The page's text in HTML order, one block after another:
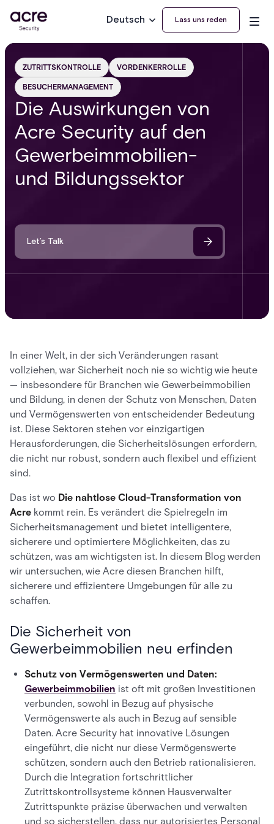
Deutsch Lass uns reden
ZUTRITTSKONTROLLE VORDENKERROLLE
BESUCHERMANAGEMENT
Die Auswirkungen von
Acre Security auf den
Gewerbeimmobilien-
und Bildungssektor
Let’s Talk
In einer Welt, in der sich Veränderungen rasant
vollziehen, war Sicherheit noch nie so wichtig wie heute
— insbesondere für Branchen wie Gewerbeimmobilien
und Bildung, in denen der Schutz von Menschen, Daten
und Vermögenswerten von entscheidender Bedeutung
ist. Diese Sektoren stehen vor einzigartigen
Herausforderungen, die Sicherheitslösungen erfordern,
die nicht nur robust, sondern auch flexibel und effizient
sind.
Das ist wo Die nahtlose Cloud-Transformation von
Acre kommt rein. Es verändert die Spielregeln im
Sicherheitsmanagement und bietet intelligentere,
sicherere und optimiertere Möglichkeiten, das zu
schützen, was am wichtigsten ist. In diesem Blog werden
wir untersuchen, wie Acre diesen Branchen hilft,
sicherere und effizientere Umgebungen für alle zu
schaffen.
Die Sicherheit von
Gewerbeimmobilien neu erfinden
Schutz von Vermögenswerten und Daten:
Gewerbeimmobilien ist oft mit großen Investitionen
verbunden, sowohl in Bezug auf physische
Vermögenswerte als auch in Bezug auf sensible
Daten. Acre Security hat innovative Lösungen
eingeführt, die nicht nur diese Vermögenswerte
schützen, sondern auch den Betrieb rationalisieren.
Durch die Integration fortschrittlicher
Zutrittskontrollsysteme können Hausverwalter
Zutrittspunkte präzise überwachen und verwalten
und so sicherstellen, dass nur autorisiertes Personal